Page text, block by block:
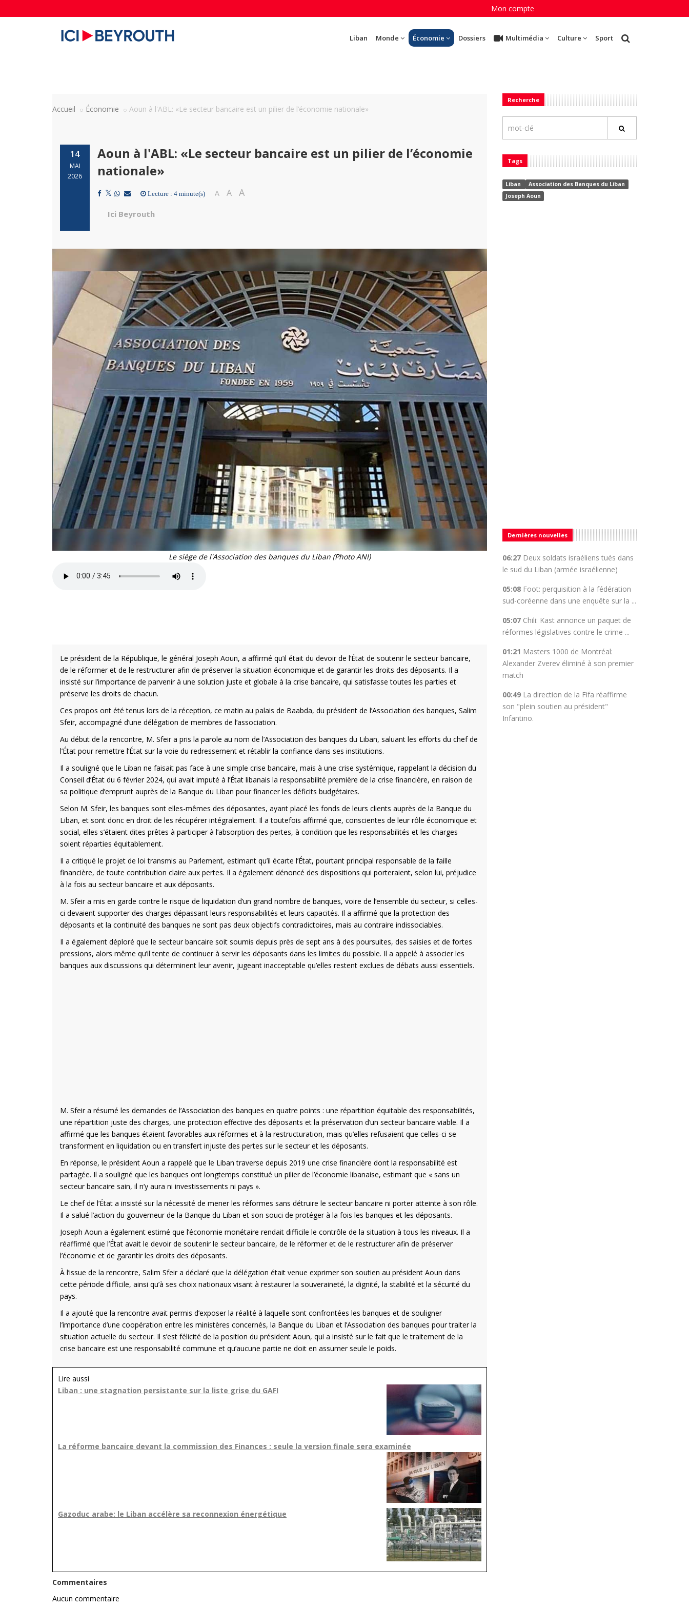
Mon compte
Liban Monde Économie Dossiers Multimédia Culture Sport
Accueil Économie Aoun à l'ABL: «Le secteur bancaire est un pilier de l’économie nationale»
14
MAI
2026
Aoun à l'ABL: «Le secteur bancaire est un pilier de l’économie
nationale»
Lecture : 4 minute(s) A A A
Ici Beyrouth
Le siège de l'Association des banques du Liban (Photo ANI)
Le président de la République, le général Joseph Aoun, a affirmé qu’il était du devoir de l’État de soutenir le secteur bancaire,
de le réformer et de le restructurer afin de préserver la situation économique et de garantir les droits des déposants. Il a
insisté sur l’importance de parvenir à une solution juste et globale à la crise bancaire, qui satisfasse toutes les parties et
préserve les droits de chacun.
Ces propos ont été tenus lors de la réception, ce matin au palais de Baabda, du président de l’Association des banques, Salim
Sfeir, accompagné d’une délégation de membres de l’association.
Au début de la rencontre, M. Sfeir a pris la parole au nom de l’Association des banques du Liban, saluant les efforts du chef de
l’État pour remettre l’État sur la voie du redressement et rétablir la confiance dans ses institutions.
Il a souligné que le Liban ne faisait pas face à une simple crise bancaire, mais à une crise systémique, rappelant la décision du
Conseil d’État du 6 février 2024, qui avait imputé à l’État libanais la responsabilité première de la crise financière, en raison de
sa politique d’emprunt auprès de la Banque du Liban pour financer les déficits budgétaires.
Selon M. Sfeir, les banques sont elles-mêmes des déposantes, ayant placé les fonds de leurs clients auprès de la Banque du
Liban, et sont donc en droit de les récupérer intégralement. Il a toutefois affirmé que, conscientes de leur rôle économique et
social, elles s’étaient dites prêtes à participer à l’absorption des pertes, à condition que les responsabilités et les charges
soient réparties équitablement.
Il a critiqué le projet de loi transmis au Parlement, estimant qu’il écarte l’État, pourtant principal responsable de la faille
financière, de toute contribution claire aux pertes. Il a également dénoncé des dispositions qui porteraient, selon lui, préjudice
à la fois au secteur bancaire et aux déposants.
M. Sfeir a mis en garde contre le risque de liquidation d’un grand nombre de banques, voire de l’ensemble du secteur, si celles-
ci devaient supporter des charges dépassant leurs responsabilités et leurs capacités. Il a affirmé que la protection des
déposants et la continuité des banques ne sont pas deux objectifs contradictoires, mais au contraire indissociables.
Il a également déploré que le secteur bancaire soit soumis depuis près de sept ans à des poursuites, des saisies et de fortes
pressions, alors même qu’il tente de continuer à servir les déposants dans les limites du possible. Il a appelé à associer les
banques aux discussions qui déterminent leur avenir, jugeant inacceptable qu’elles restent exclues de débats aussi essentiels.
M. Sfeir a résumé les demandes de l’Association des banques en quatre points : une répartition équitable des responsabilités,
une répartition juste des charges, une protection effective des déposants et la préservation d’un secteur bancaire viable. Il a
affirmé que les banques étaient favorables aux réformes et à la restructuration, mais qu’elles refusaient que celles-ci se
transforment en liquidation ou en transfert injuste des pertes sur le secteur et les déposants.
En réponse, le président Aoun a rappelé que le Liban traverse depuis 2019 une crise financière dont la responsabilité est
partagée. Il a souligné que les banques ont longtemps constitué un pilier de l’économie libanaise, estimant que « sans un
secteur bancaire sain, il n’y aura ni investissements ni pays ».
Le chef de l’État a insisté sur la nécessité de mener les réformes sans détruire le secteur bancaire ni porter atteinte à son rôle.
Il a salué l’action du gouverneur de la Banque du Liban et son souci de protéger à la fois les banques et les déposants.
Joseph Aoun a également estimé que l’économie monétaire rendait difficile le contrôle de la situation à tous les niveaux. Il a
réaffirmé que l’État avait le devoir de soutenir le secteur bancaire, de le réformer et de le restructurer afin de préserver
l’économie et de garantir les droits des déposants.
À l’issue de la rencontre, Salim Sfeir a déclaré que la délégation était venue exprimer son soutien au président Aoun dans
cette période difficile, ainsi qu’à ses choix nationaux visant à restaurer la souveraineté, la dignité, la stabilité et la sécurité du
pays.
Il a ajouté que la rencontre avait permis d’exposer la réalité à laquelle sont confrontées les banques et de souligner
l’importance d’une coopération entre les ministères concernés, la Banque du Liban et l’Association des banques pour traiter la
situation actuelle du secteur. Il s’est félicité de la position du président Aoun, qui a insisté sur le fait que le traitement de la
crise bancaire est une responsabilité commune et qu’aucune partie ne doit en assumer seule le poids.
Lire aussi
Liban : une stagnation persistante sur la liste grise du GAFI
La réforme bancaire devant la commission des Finances : seule la version finale sera examinée
Gazoduc arabe: le Liban accélère sa reconnexion énergétique
Commentaires
Aucun commentaire
Recherche
Tags
Liban
Association des Banques du Liban
Joseph Aoun
Dernières nouvelles
06:27 Deux soldats israéliens tués dans
le sud du Liban (armée israélienne)
05:08 Foot: perquisition à la fédération
sud-coréenne dans une enquête sur la ...
05:07 Chili: Kast annonce un paquet de
réformes législatives contre le crime ...
01:21 Masters 1000 de Montréal:
Alexander Zverev éliminé à son premier
match
00:49 La direction de la Fifa réaffirme
son "plein soutien au président"
Infantino.